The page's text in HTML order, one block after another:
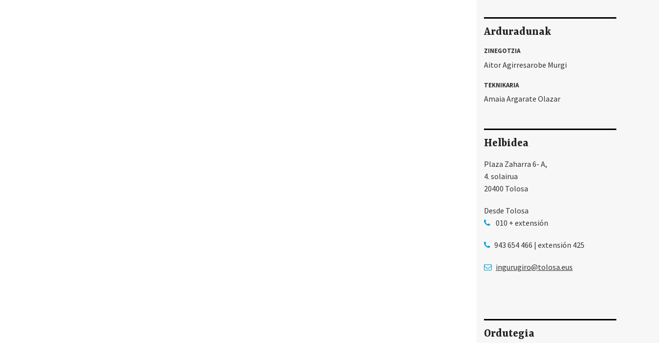
Arduradunak
ZINEGOTZIA
Aitor Agirresarobe Murgi
TEKNIKARIA
Amaia Argarate Olazar
Helbidea
Plaza Zaharra 6- A,
4. solairua
20400 Tolosa
Desde Tolosa
010 + extensión
943 654 466 | extensión 425
ingurugiro@tolosa.eus
Ordutegia